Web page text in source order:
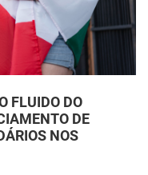
FLUIDO DO
DE
NOS